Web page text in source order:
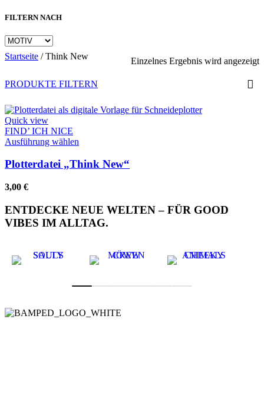
FILTERN NACH
Startseite /Think New Einzelnes Ergebnis wird angezeigt
PRODUKTE FILTERN
Quick view
FIND’ ICH NICE
Ausführung wählen
weist
Die
Optionen
können
Produktseite
gewählt
Plotterdatei „Think New“
3,00 €
ENTDECKE NEUE WELTEN – FÜR GOOD
VIBES IM ALLTAG.